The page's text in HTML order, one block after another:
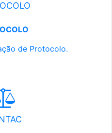
de Protocolo.